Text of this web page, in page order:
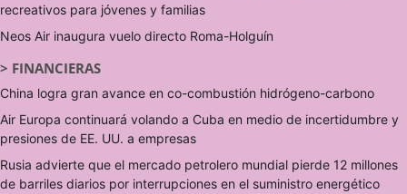
recreativos para jóvenes y familias
Neos Air inaugura vuelo directo Roma-Holguín
> FINANCIERAS
China logra gran avance en co-combustión hidrógeno-carbono
Air Europa continuará volando a Cuba en medio de incertidumbre y
presiones de EE. UU. a empresas
Rusia advierte que el mercado petrolero mundial pierde 12 millones
de barriles diarios por interrupciones en el suministro energético